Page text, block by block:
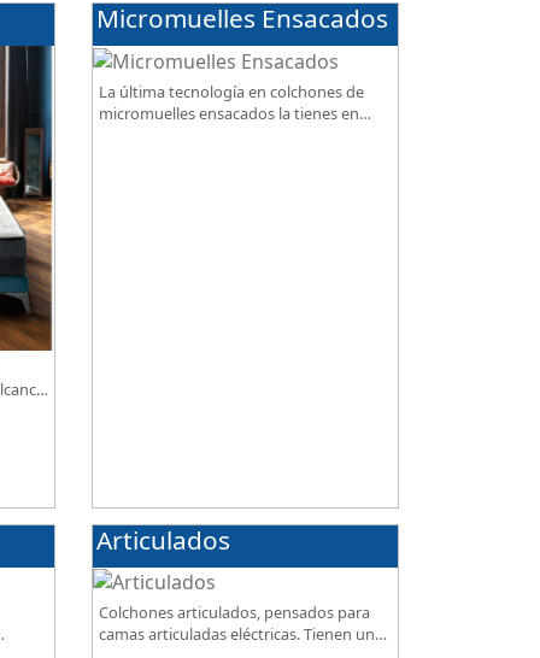
Micromuelles Ensacados
La última tecnología en colchones de
micromuelles ensacados la tienes en
Articulados
Colchones articulados, pensados para
camas articuladas eléctricas. Tienen un